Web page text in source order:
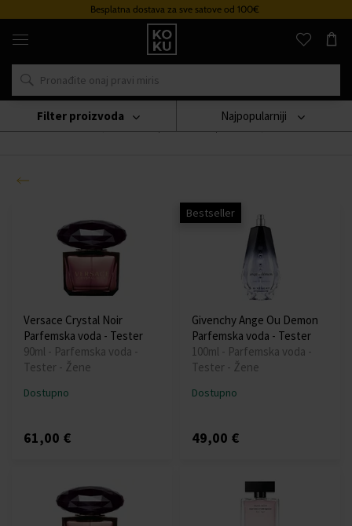
Besplatna dostava za sve satove od 100€
Originalni
parfemi
satovi
na
mjestu
Testery proizvoda
Najpopularniji
Filter proizvoda
Versace Crystal Noir
Parfemska voda - Tester
90ml - Parfemska voda -
Tester - Žene
Dostupno
61,00 €
Bestseller
Givenchy Ange Ou Demon
Parfemska voda - Tester
100ml - Parfemska voda -
Tester - Žene
Dostupno
49,00 €